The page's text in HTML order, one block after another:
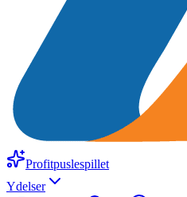
Profitpuslespillet
Ydelser